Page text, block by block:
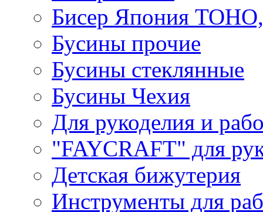
Бисер Япония
Бусины прочие
Бусины стеклянные
Бусины Чехия
Для рукоделия и
"FAYCRAFT" для
Детская бижутерия
Инструменты для